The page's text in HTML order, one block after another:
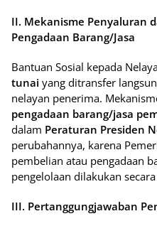
II. Mekanisme Penyaluran
Pengadaan Barang/Jasa
Bantuan Sosial kepada
tunai yang ditransfer
nelayan penerima.
pengadaan barang/jasa
dalam Peraturan Presiden
perubahannya, karena
pembelian atau pengadaan
pengelolaan dilakukan
III. Pertanggungjawaban